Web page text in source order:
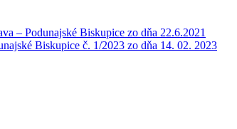
– Podunajské Biskupice zo dňa 22.6.2021
Biskupice č. 1/2023 zo dňa 14. 02. 2023